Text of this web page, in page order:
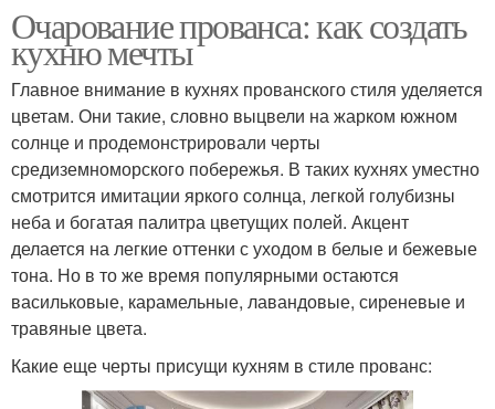
Очарование прованса: как создать
кухню мечты
Главное внимание в кухнях прованского стиля уделяется
цветам. Они такие, словно выцвели на жарком южном
солнце и продемонстрировали черты
средиземноморского побережья. В таких кухнях уместно
смотрится имитации яркого солнца, легкой голубизны
неба и богатая палитра цветущих полей. Акцент
делается на легкие оттенки с уходом в белые и бежевые
тона. Но в то же время популярными остаются
васильковые, карамельные, лавандовые, сиреневые и
травяные цвета.
Какие еще черты присущи кухням в стиле прованс: